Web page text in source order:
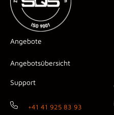
Angebote
Angebotsübersicht
Support
+41 41 925 83 93